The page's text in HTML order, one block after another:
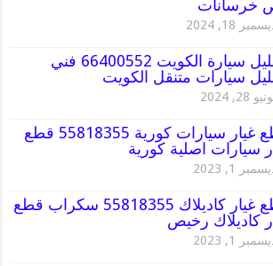
خرسانات
18, 2024
تظليل سيارة الكويت 66400552 فني
سيارات متنقل الكويت
28, 2024
قطع غيار سيارات كورية 55818355 قطع
سيارات اصلية كورية
1, 2023
قطع غيار كاديلاك 55818355 سكراب قطع
كاديلاك رخيص
1, 2023